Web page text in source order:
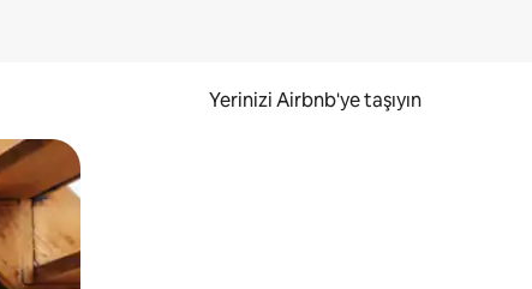
Yerinizi Airbnb'ye taşıyın